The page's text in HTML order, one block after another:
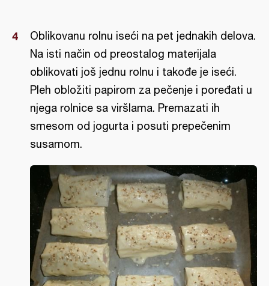
Oblikovanu rolnu iseći na pet jednakih delova.
Na isti način od preostalog materijala
oblikovati još jednu rolnu i takođe je iseći.
Pleh obložiti papirom za pečenje i poređati u
njega rolnice sa viršlama. Premazati ih
smesom od jogurta i posuti prepečenim
susamom.